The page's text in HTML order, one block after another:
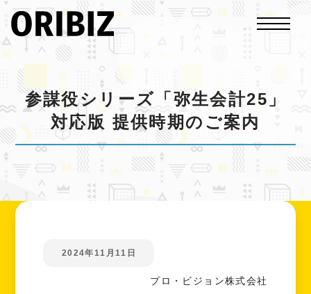
参謀役シリーズ「弥生会計25」
対応版 提供時期のご案内
2024年11月11日
プロ・ビジョン株式会社